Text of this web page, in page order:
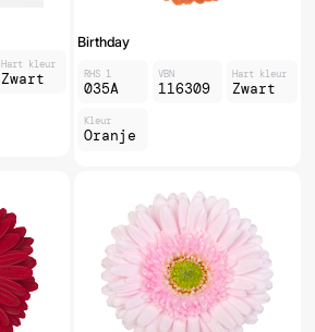
Hart kleur
Zwart
Birthday
RHS 1
035A
VBN
116309
Hart kleur
Zwart
Kleur
Oranje